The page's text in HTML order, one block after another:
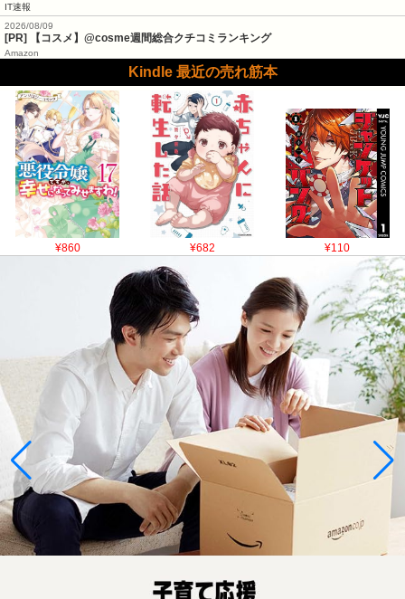
IT速報
2026/08/09
[PR] 【コスメ】@cosme週間総合クチコミランキング
Amazon
Kindle 最近の売れ筋本
¥860 ¥682 ¥110